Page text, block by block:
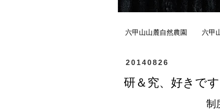
六甲山山麓自然農園 六甲
20140826
研＆究、好きで
制